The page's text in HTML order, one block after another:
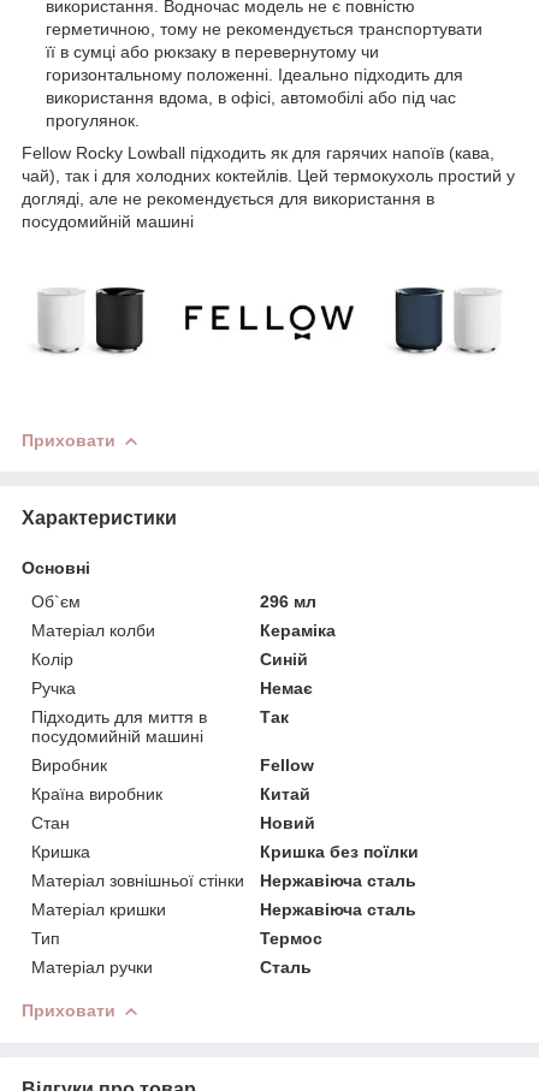
використання. Водночас модель не є повністю
герметичною, тому не рекомендується транспортувати
її в сумці або рюкзаку в перевернутому чи
горизонтальному положенні. Ідеально підходить для
використання вдома, в офісі, автомобілі або під час
прогулянок.
Fellow Rocky Lowball підходить як для гарячих напоїв (кава,
чай), так і для холодних коктейлів. Цей термокухоль простий у
догляді, але не рекомендується для використання в
посудомийній машині
Приховати
Характеристики
Основні
Об`єм
296 мл
Матеріал колби
Кераміка
Колір
Синій
Ручка
Немає
Підходить для миття в
посудомийній машині
Так
Виробник
Fellow
Країна виробник
Китай
Стан
Новий
Кришка
Кришка без поїлки
Матеріал зовнішньої стінки
Нержавіюча сталь
Матеріал кришки
Нержавіюча сталь
Тип
Термос
Матеріал ручки
Сталь
Приховати